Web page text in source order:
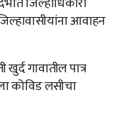
आवाहन
गावातील पात्र
कोविड लसीचा